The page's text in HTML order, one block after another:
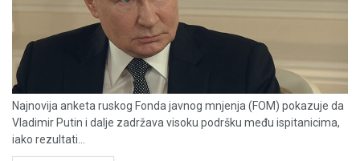
Najnovija anketa ruskog Fonda javnog mnjenja (FOM) pokazuje da
Vladimir Putin i dalje zadržava visoku podršku među ispitanicima,
iako rezultati...